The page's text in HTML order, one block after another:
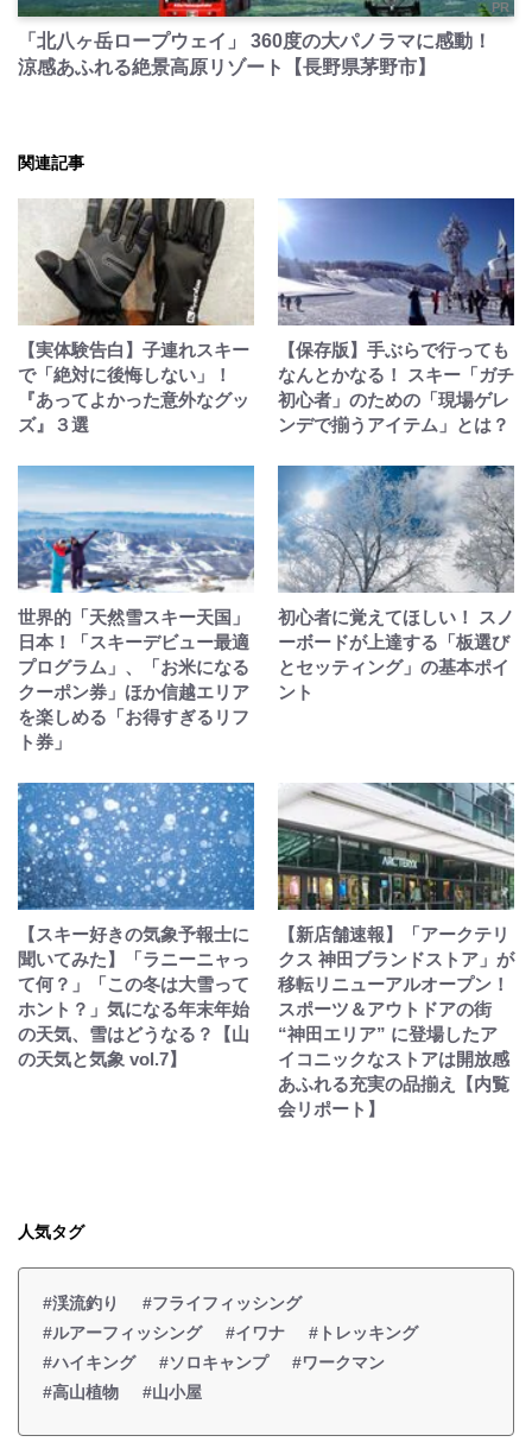
PR
「北八ヶ岳ロープウェイ」 360度の大パノラマに感動！
涼感あふれる絶景高原リゾート【長野県茅野市】
関連記事
【実体験告白】子連れスキー
で「絶対に後悔しない」！
『あってよかった意外なグッ
ズ』３選
【保存版】手ぶらで行っても
なんとかなる！ スキー「ガチ
初心者」のための「現場ゲレ
ンデで揃うアイテム」とは？
世界的「天然雪スキー天国」
日本！「スキーデビュー最適
プログラム」、「お米になる
クーポン券」ほか信越エリア
を楽しめる「お得すぎるリフ
ト券」
初心者に覚えてほしい！ スノ
ーボードが上達する「板選び
とセッティング」の基本ポイ
ント
【スキー好きの気象予報士に
聞いてみた】「ラニーニャっ
て何？」「この冬は大雪って
ホント？」気になる年末年始
の天気、雪はどうなる？【山
の天気と気象 vol.7】
【新店舗速報】「アークテリ
クス 神田ブランドストア」が
移転リニューアルオープン！
スポーツ＆アウトドアの街
“神田エリア” に登場したア
イコニックなストアは開放感
あふれる充実の品揃え【内覧
会リポート】
人気タグ
#渓流釣り
#フライフィッシング
#ルアーフィッシング
#イワナ
#トレッキング
#ハイキング
#ソロキャンプ
#ワークマン
#高山植物
#山小屋